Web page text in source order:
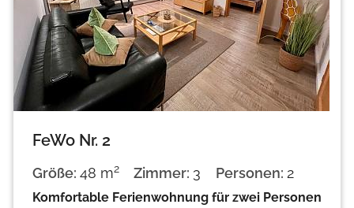
FeWo Nr. 2
Größe: 48 m2 Zimmer: 3 Personen: 2
Komfortable Ferienwohnung für zwei Personen